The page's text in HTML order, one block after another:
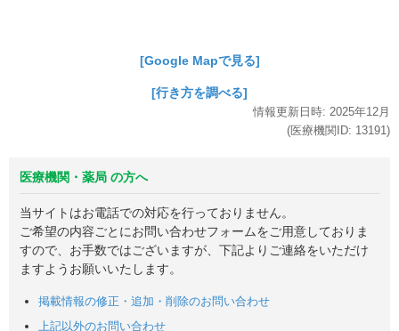
[Google Mapで見る]
[行き方を調べる]
情報更新日時: 2025年12月
(医療機関ID: 13191 )
医療機関・薬局 の方へ
当サイトはお電話での対応を行っておりません。
ご希望の内容ごとにお問い合わせフォームをご用意しておりま
すので、お手数ではございますが、下記よりご連絡をいただけ
ますようお願いいたします。
掲載情報の修正・追加・削除のお問い合わせ
上記以外のお問い合わせ